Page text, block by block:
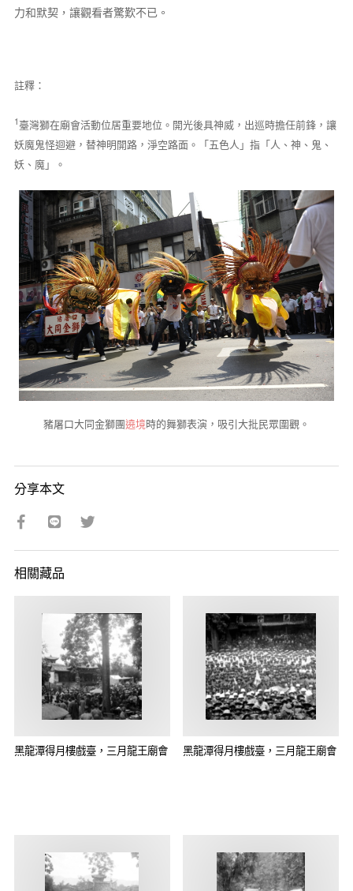
力和默契，讓觀看者驚歎不已。
註釋：
1 臺灣獅在廟會活動位居重要地位。開光後具神威，出巡時擔任前鋒，讓
妖魔鬼怪迴避，替神明開路，淨空路面。「五色人」指「人、神、鬼、
妖、魔」。
豬屠口大同金獅團遶境時的舞獅表演，吸引大批民眾圍觀。
分享本文
相關藏品
黑龍潭得月樓戲臺，三月龍王廟會 黑龍潭得月樓戲臺，三月龍王廟會